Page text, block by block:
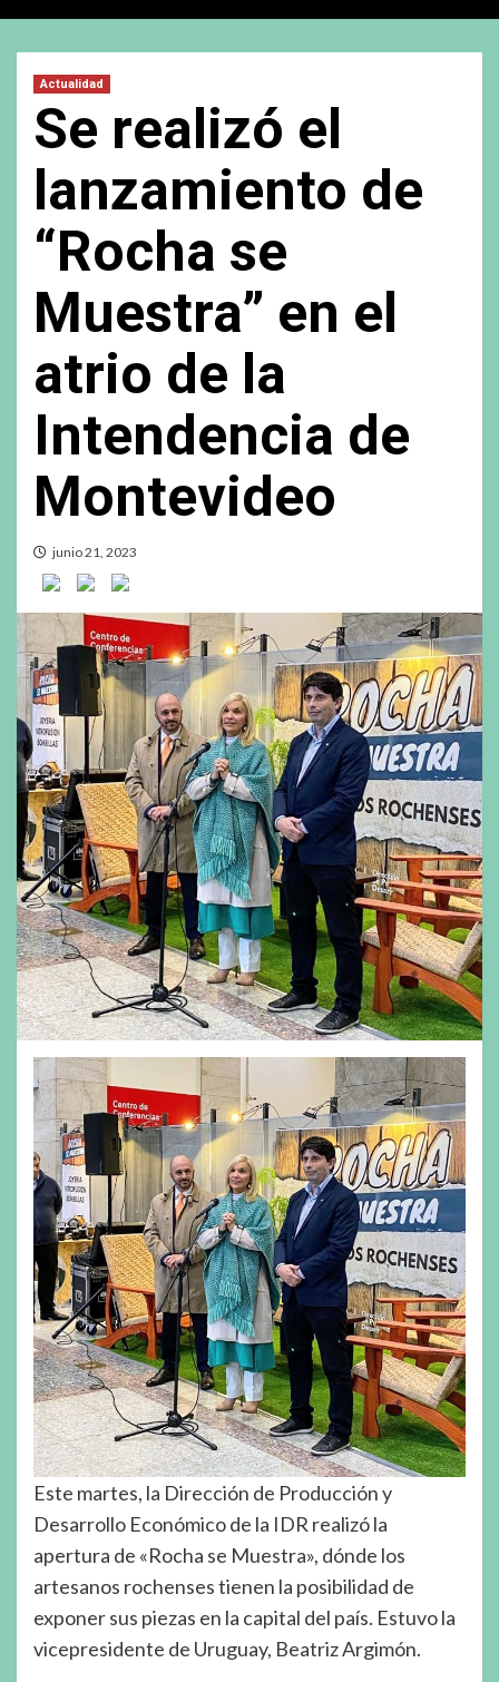
Actualidad
Se realizó el
lanzamiento de
“Rocha se
Muestra” en el
atrio de la
Intendencia de
Montevideo
junio 21, 2023
Este martes, la Dirección de Producción y
Desarrollo Económico de la IDR realizó la
apertura de «Rocha se Muestra», dónde los
artesanos rochenses tienen la posibilidad de
exponer sus piezas en la capital del país. Estuvo la
vicepresidente de Uruguay, Beatriz Argimón.